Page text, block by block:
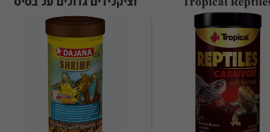
Carnivore
שרימפס DAJANA